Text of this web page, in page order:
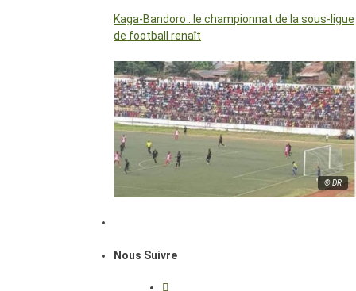
Kaga-Bandoro : le championnat de la sous-ligue
de football renaît
© DR
Nous Suivre